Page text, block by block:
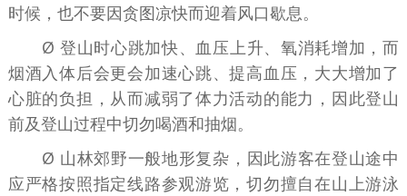
时候，也不要因贪图凉快而迎着风口歇息。
Ø 登山时心跳加快、血压上升、氧消耗增加，而
烟酒入体后会更会加速心跳、提高血压，大大增加了
心脏的负担，从而减弱了体力活动的能力，因此登山
前及登山过程中切勿喝酒和抽烟。
Ø 山林郊野一般地形复杂，因此游客在登山途中
应严格按照指定线路参观游览，切勿擅自在山上游泳